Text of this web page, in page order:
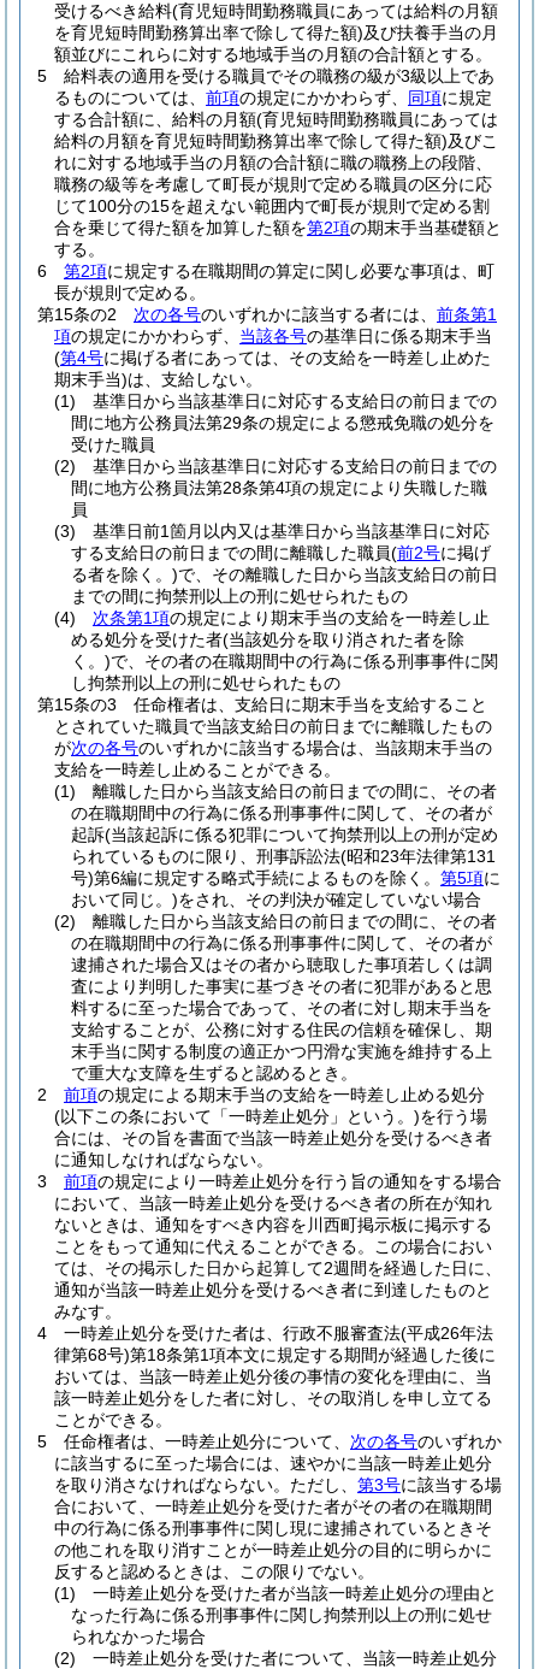
受けるべき給料(育児短時間勤務職員にあっては給料の月額
を育児短時間勤務算出率で除して得た額)及び扶養手当の月
額並びにこれらに対する地域手当の月額の合計額とする。
5
給料表の適用を受ける職員でその職務の級が3級以上であ
るものについては、 前項の規定にかかわらず、 同項に規定
する合計額に、給料の月額(育児短時間勤務職員にあっては
給料の月額を育児短時間勤務算出率で除して得た額)及びこ
れに対する地域手当の月額の合計額に職の職務上の段階、
職務の級等を考慮して町長が規則で定める職員の区分に応
じて100分の15を超えない範囲内で町長が規則で定める割
合を乗じて得た額を加算した額を第2項の期末手当基礎額と
する。
6
第2項に規定する在職期間の算定に関し必要な事項は、町
長が規則で定める。
第15条の2
次の各号のいずれかに該当する者には、 前条第1
項の規定にかかわらず、 当該各号の基準日に係る期末手当
(第4号に掲げる者にあっては、その支給を一時差し止めた
期末手当)は、支給しない。
(1)
基準日から当該基準日に対応する支給日の前日までの
間に地方公務員法第29条の規定による懲戒免職の処分を
受けた職員
(2)
基準日から当該基準日に対応する支給日の前日までの
間に地方公務員法第28条第4項の規定により失職した職
員
(3)
基準日前1箇月以内又は基準日から当該基準日に対応
する支給日の前日までの間に離職した職員(前2号に掲げ
る者を除く。)で、その離職した日から当該支給日の前日
までの間に拘禁刑以上の刑に処せられたもの
(4)
次条第1項の規定により期末手当の支給を一時差し止
める処分を受けた者(当該処分を取り消された者を除
く。)で、その者の在職期間中の行為に係る刑事事件に関
し拘禁刑以上の刑に処せられたもの
第15条の3
任命権者は、支給日に期末手当を支給すること
とされていた職員で当該支給日の前日までに離職したもの
が次の各号のいずれかに該当する場合は、当該期末手当の
支給を一時差し止めることができる。
(1)
離職した日から当該支給日の前日までの間に、その者
の在職期間中の行為に係る刑事事件に関して、その者が
起訴(当該起訴に係る犯罪について拘禁刑以上の刑が定め
られているものに限り、刑事訴訟法(昭和23年法律第131
号)第6編に規定する略式手続によるものを除く。 第5項に
おいて同じ。)をされ、その判決が確定していない場合
(2)
離職した日から当該支給日の前日までの間に、その者
の在職期間中の行為に係る刑事事件に関して、その者が
逮捕された場合又はその者から聴取した事項若しくは調
査により判明した事実に基づきその者に犯罪があると思
料するに至った場合であって、その者に対し期末手当を
支給することが、公務に対する住民の信頼を確保し、期
末手当に関する制度の適正かつ円滑な実施を維持する上
で重大な支障を生ずると認めるとき。
2
前項の規定による期末手当の支給を一時差し止める処分
(以下この条において「一時差止処分」という。)を行う場
合には、その旨を書面で当該一時差止処分を受けるべき者
に通知しなければならない。
3
前項の規定により一時差止処分を行う旨の通知をする場合
において、当該一時差止処分を受けるべき者の所在が知れ
ないときは、通知をすべき内容を川西町掲示板に掲示する
ことをもって通知に代えることができる。
この場合におい
ては、その掲示した日から起算して2週間を経過した日に、
通知が当該一時差止処分を受けるべき者に到達したものと
みなす。
4
一時差止処分を受けた者は、行政不服審査法(平成26年法
律第68号)第18条第1項本文に規定する期間が経過した後に
おいては、当該一時差止処分後の事情の変化を理由に、当
該一時差止処分をした者に対し、その取消しを申し立てる
ことができる。
5
任命権者は、一時差止処分について、 次の各号のいずれか
に該当するに至った場合には、速やかに当該一時差止処分
を取り消さなければならない。 ただし、 第3号に該当する場
合において、一時差止処分を受けた者がその者の在職期間
中の行為に係る刑事事件に関し現に逮捕されているときそ
の他これを取り消すことが一時差止処分の目的に明らかに
反すると認めるときは、この限りでない。
(1)
一時差止処分を受けた者が当該一時差止処分の理由と
なった行為に係る刑事事件に関し拘禁刑以上の刑に処せ
られなかった場合
(2)
一時差止処分を受けた者について、当該一時差止処分